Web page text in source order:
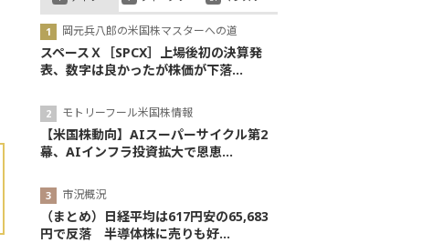
岡元兵八郎の米国株マスターへの道
スペースＸ［SPCX］上場後初の決算発
表、数字は良かったが株価が下落...
モトリーフール米国株情報
【米国株動向】AIスーパーサイクル第2
幕、AIインフラ投資拡大で恩恵...
市況概況
（まとめ）日経平均は617円安の65,683
円で反落 半導体株に売りも好...